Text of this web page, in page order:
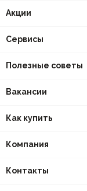
Акции
Сервисы
Полезные советы
Вакансии
Как купить
Компания
Контакты